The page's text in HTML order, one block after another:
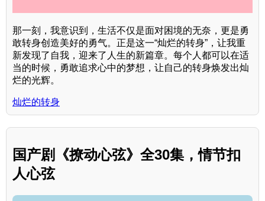
那一刻，我意识到，生活不仅是面对困境的无奈，更是勇
敢转身创造美好的勇气。正是这一“灿烂的转身”，让我重
新发现了自我，迎来了人生的新篇章。每个人都可以在适
当的时候，勇敢追求心中的梦想，让自己的转身焕发出灿
烂的光辉。
灿烂的转身
国产剧《撩动心弦》全30集，情节扣
人心弦